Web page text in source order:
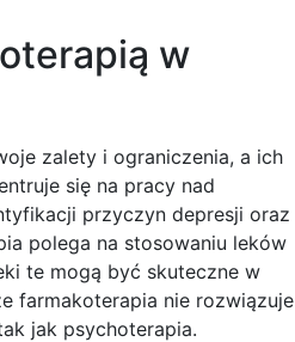
w
zalety i ograniczenia, a ich
się na pracy nad
przyczyn depresji oraz
polega na stosowaniu leków
te mogą być skuteczne w
farmakoterapia nie rozwiązuje
jak psychoterapia.